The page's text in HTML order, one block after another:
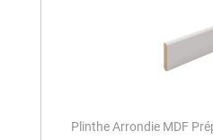
Plinthe Arrondie MDF